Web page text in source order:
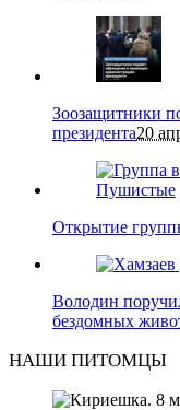
Зоозащитники
президента20
Открытие
Володин
бездомных
НАШИ ПИТОМЦЫ